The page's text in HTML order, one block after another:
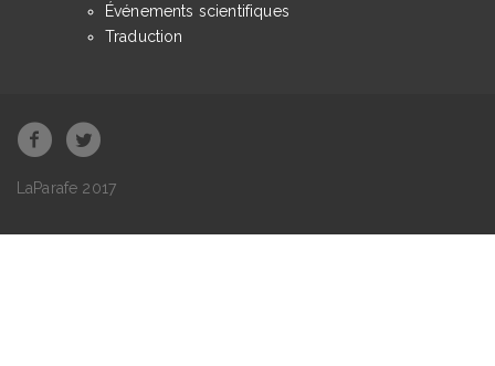
Événements scientifiques
Traduction
LaParafe 2017